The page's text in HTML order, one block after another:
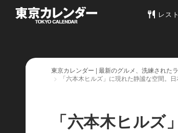
東京カ
レス
東京カレンダー | 最新のグルメ、洗練された
「六本木ヒルズ」に現れた静謐な空間。
「六本木ヒル